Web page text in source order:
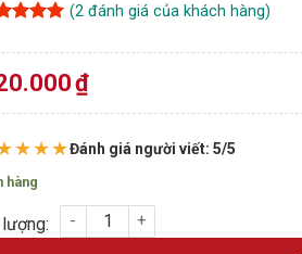
trên
giá
(2 đánh giá của khách hàng)
₫
Đánh giá người viết: 5/5
hàng
keo dán tản nhiệt cho VRAM VGA-